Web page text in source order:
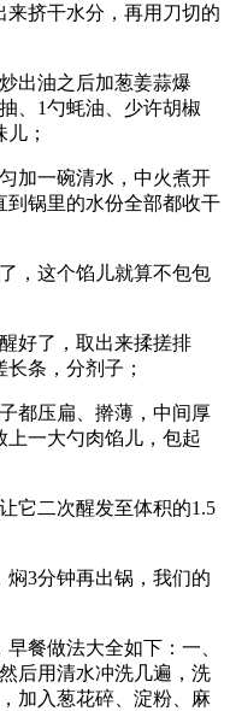
挤干水分，再用刀切的
出油之后加葱姜蒜爆
、1勺蚝油、少许胡椒
；
加一碗清水，中火煮开
到锅里的水份全部都收干
，这个馅儿就算不包包
好了，取出来揉搓排
条，分剂子；
都压扁、擀薄，中间厚
一大勺肉馅儿，包起
它二次醒发至体积的1.5
焖3分钟再出锅，我们的
餐做法大全如下：一、
后用清水冲洗几遍，洗
加入葱花碎、淀粉、麻